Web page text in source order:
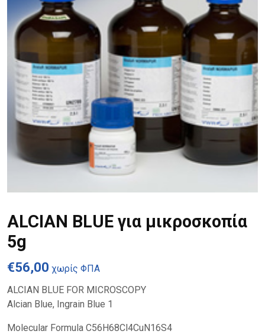
ALCIAN BLUE για μικροσκοπία
5g
€56,00 χωρίς ΦΠΑ
ALCIAN BLUE FOR MICROSCOPY
Alcian Blue, Ingrain Blue 1
Molecular Formula C56H68Cl4CuN16S4